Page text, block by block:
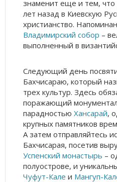
знаменит еще и тем,
лет назад в Киевскую
христианство.
Владимирский собор –
выполненный в
Следующий день
Бахчисараю, который
трех культур. Здесь
поражающий
парадностью Хансарай,
крупных памятников
А затем отправляйтесь
Бахчисарая, посетив
Успенский монастырь –
полуострове, и
Чуфут-Кале и Мангуп-